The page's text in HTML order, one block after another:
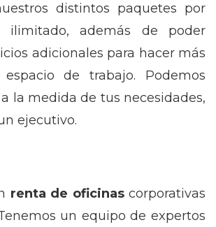
distintos paquetes por
ilimitado, además de poder
adicionales para hacer más
de trabajo. Podemos
la medida de tus necesidades,
ejecutivo.
renta de oficinascorporativas
un equipo de expertos